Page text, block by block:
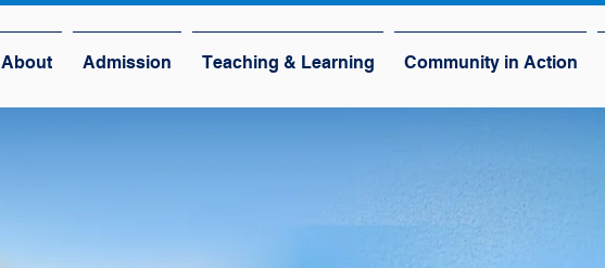
About Admission Teaching & Learning Community in Action